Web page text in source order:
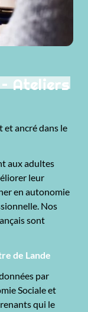
Ateliers
et ancré dans le
aux adultes
leur
en autonomie
Nos
sont
de Lande
par
Sociale et
qui le